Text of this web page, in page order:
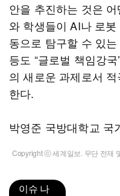
안을 추진하는 것은
와 학생들이 AI나 로
동으로 탐구할 수 있
등도 “글로벌 책임강
의 새로운 과제로서
한다.
박영준 국방대학교 국
Copyright ⓒ 세계일보. 무단 전재
이슈 나